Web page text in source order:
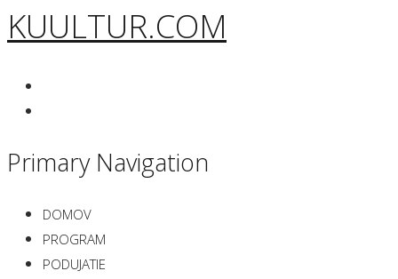
KUULTUR.COM
Primary Navigation
DOMOV
PROGRAM
PODUJATIE